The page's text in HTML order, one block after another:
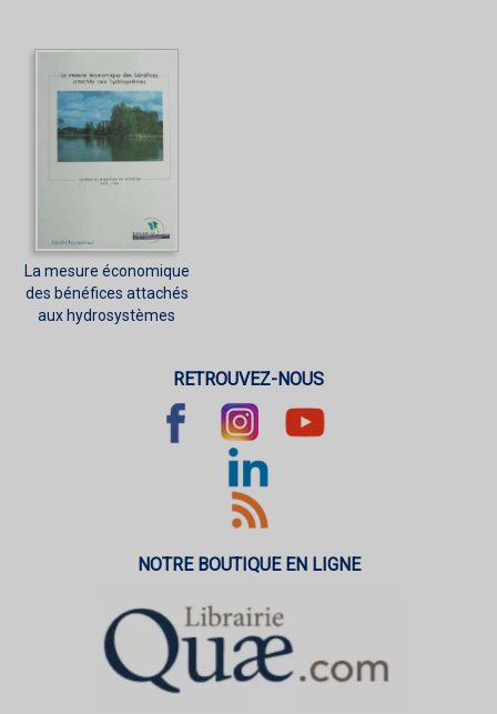
La mesure économique
des bénéfices attachés
aux hydrosystèmes
RETROUVEZ-NOUS
NOTRE BOUTIQUE EN LIGNE